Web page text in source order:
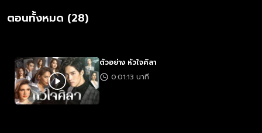
ตอนทั้งหมด (28)
ตัวอย่าง หัวใจศิลา
0:01:13 นาที